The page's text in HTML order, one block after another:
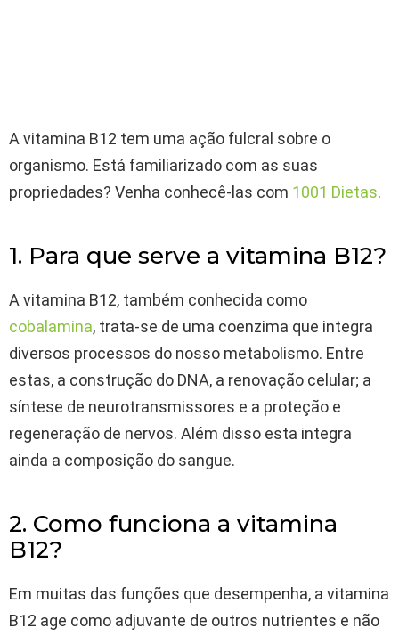
A vitamina B12 tem uma ação fulcral sobre o
organismo. Está familiarizado com as suas
propriedades? Venha conhecê-las com 1001 Dietas.
1. Para que serve a vitamina B12?
A vitamina B12, também conhecida como
cobalamina, trata-se de uma coenzima que integra
diversos processos do nosso metabolismo. Entre
estas, a construção do DNA, a renovação celular; a
síntese de neurotransmissores e a proteção e
regeneração de nervos. Além disso esta integra
ainda a composição do sangue.
2. Como funciona a vitamina
B12?
Em muitas das funções que desempenha, a vitamina
B12 age como adjuvante de outros nutrientes e não